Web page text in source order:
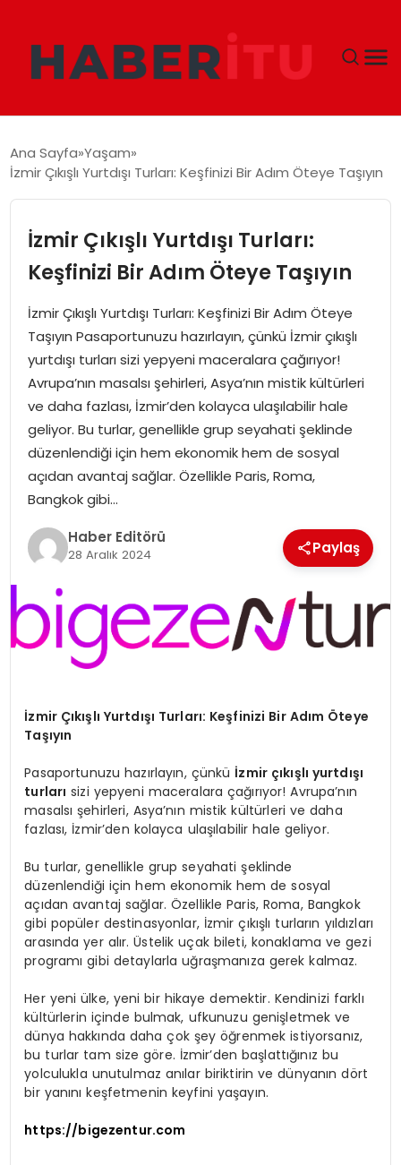
DÜNYA
EKONOMI
SIYASET
TEKNOLOJI
EĞITIM
MAGAZIN
SPOR
YAŞAM
Ana Sayfa Yaşam
İzmir Çıkışlı Yurtdışı Turları: Keşfinizi Bir Adım Öteye Taşıyın
İzmir Çıkışlı Yurtdışı Turları:
Keşfinizi Bir Adım Öteye Taşıyın
İzmir Çıkışlı Yurtdışı Turları: Keşfinizi Bir Adım Öteye
Taşıyın Pasaportunuzu hazırlayın, çünkü İzmir çıkışlı
yurtdışı turları sizi yepyeni maceralara çağırıyor!
Avrupa’nın masalsı şehirleri, Asya’nın mistik kültürleri
ve daha fazlası, İzmir’den kolayca ulaşılabilir hale
geliyor. Bu turlar, genellikle grup seyahati şeklinde
düzenlendiği için hem ekonomik hem de sosyal
açıdan avantaj sağlar. Özellikle Paris, Roma,
Bangkok gibi…
Haber Editörü
28 Aralık 2024 Paylaş
İzmir Çıkışlı Yurtdışı Turları: Keşfinizi Bir Adım Öteye
Taşıyın
Pasaportunuzu hazırlayın, çünkü İzmir çıkışlı yurtdışı
turları sizi yepyeni maceralara çağırıyor! Avrupa’nın
masalsı şehirleri, Asya’nın mistik kültürleri ve daha
fazlası, İzmir’den kolayca ulaşılabilir hale geliyor.
Bu turlar, genellikle grup seyahati şeklinde
düzenlendiği için hem ekonomik hem de sosyal
açıdan avantaj sağlar. Özellikle Paris, Roma, Bangkok
gibi popüler destinasyonlar, İzmir çıkışlı turların yıldızları
arasında yer alır. Üstelik uçak bileti, konaklama ve gezi
programı gibi detaylarla uğraşmanıza gerek kalmaz.
Her yeni ülke, yeni bir hikaye demektir. Kendinizi farklı
kültürlerin içinde bulmak, ufkunuzu genişletmek ve
dünya hakkında daha çok şey öğrenmek istiyorsanız,
bu turlar tam size göre. İzmir’den başlattığınız bu
yolculukla unutulmaz anılar biriktirin ve dünyanın dört
bir yanını keşfetmenin keyfini yaşayın.
https://bigezentur.com